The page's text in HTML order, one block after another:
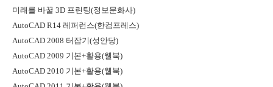
미래를 바꿀 3D 프린팅(정보문화사)
AutoCAD R14 레퍼런스(한컴프레스)
AutoCAD 2008 터잡기(성안당)
AutoCAD 2009 기본+활용(웰북)
AutoCAD 2010 기본+활용(웰북)